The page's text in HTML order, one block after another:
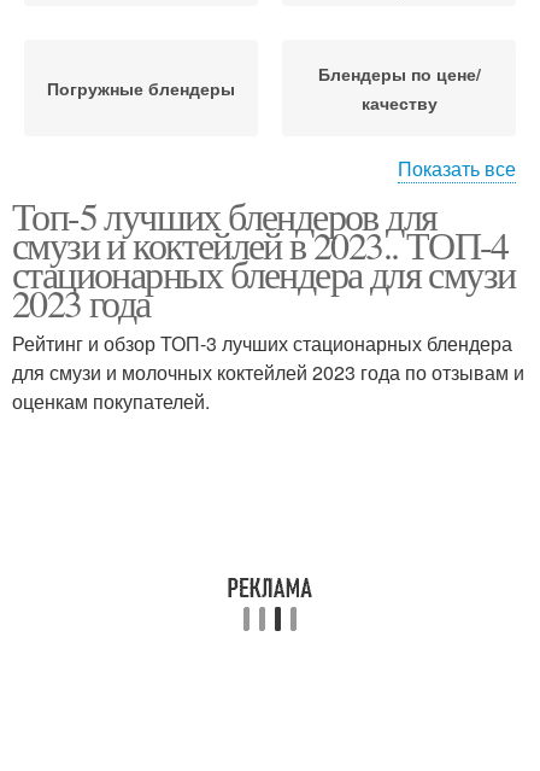
Погружные блендеры
Блендеры по цене/
качеству
Недорогие блендеры
коктейлей
Блендеры с
измельчителем
Показать все
Топ-5 лучших блендеров для
смузи и коктейлей в 2023.. ТОП-4
стационарных блендера для смузи
2023 года
Рейтинг и обзор ТОП-3 лучших стационарных блендера
для смузи и молочных коктейлей 2023 года по отзывам и
оценкам покупателей.